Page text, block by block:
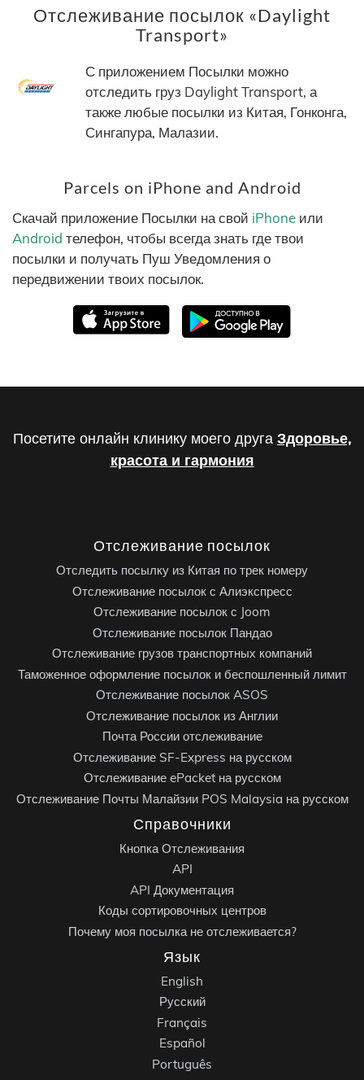
Отслеживание посылок «Daylight
Transport»
С приложением Посылки можно
отследить груз Daylight Transport, а
также любые посылки из Китая, Гонконга,
Сингапура, Малазии.
Parcels on iPhone and Android
Скачай приложение Посылки на свой iPhone или
Android телефон, чтобы всегда знать где твои
посылки и получать Пуш Уведомления о
передвижении твоих посылок.
Посетите онлайн клинику моего друга Здоровье,
красота и гармония
Отслеживание посылок
Отследить посылку из Китая по трек номеру
Отслеживание посылок с Алиэкспресс
Отслеживание посылок с Joom
Отслеживание посылок Пандао
Отслеживание грузов транспортных компаний
Таможенное оформление посылок и беспошленный лимит
Отслеживание посылок ASOS
Отслеживание посылок из Англии
Почта России отслеживание
Отслеживание SF-Express на русском
Отслеживание ePacket на русском
Отслеживание Почты Малайзии POS Malaysia на русском
Справочники
Кнопка Отслеживания
API
API Документация
Коды сортировочных центров
Почему моя посылка не отслеживается?
Язык
English
Русский
Français
Español
Português